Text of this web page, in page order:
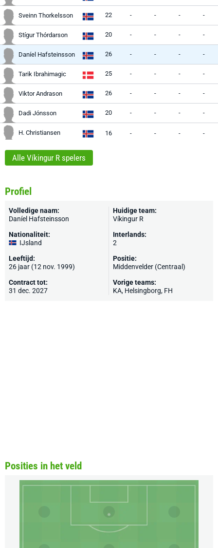
Sveinn Thorkelsson 22 - - - -
Stígur Thórdarson 20 - - - -
Daníel Hafsteinsson 26 - - - -
Tarik Ibrahimagic 25 - - - -
Viktor Andrason 26 - - - -
Dadi Jónsson 20 - - - -
H. Christiansen 16 - - - -
Alle Víkingur R spelers
Profiel
Volledige naam:
Daníel Hafsteinsson
Nationaliteit:
IJsland
Leeftijd:
26 jaar (12 nov. 1999)
Contract tot:
31 dec. 2027
Huidige team:
Víkingur R
Interlands:
2
Positie:
Middenvelder (Centraal)
Vorige teams:
KA, Helsingborg, FH
Posities in het veld